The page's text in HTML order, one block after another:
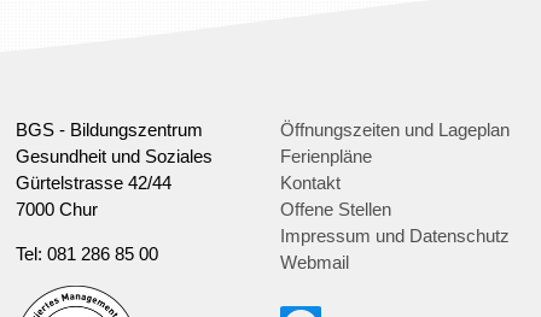
BGS - Bildungszentrum
Gesundheit und Soziales
Gürtelstrasse 42/44
7000 Chur
Tel: 081 286 85 00
Öffnungszeiten und Lageplan
Ferienpläne
Kontakt
Offene Stellen
Impressum und Datenschutz
Webmail